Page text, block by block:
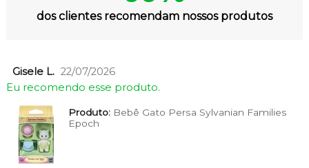
dos clientes recomendam nossos produtos
Gisele L. 22/07/2026
Eu recomendo esse produto.
Produto:Bebê Gato Persa Sylvanian Families
Epoch